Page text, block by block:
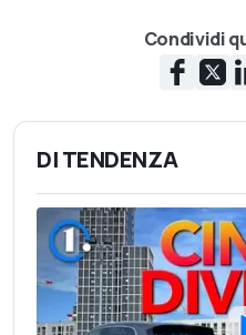
Condividi
DI TENDENZA